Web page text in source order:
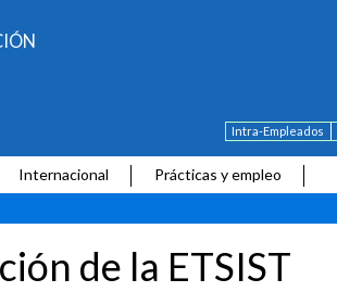
Intra-Empleados
Internacional
Prácticas y empleo
de la ETSIST